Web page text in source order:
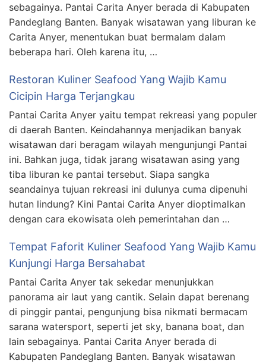
sebagainya. Pantai Carita Anyer berada di Kabupaten
Pandeglang Banten. Banyak wisatawan yang liburan ke
Carita Anyer, menentukan buat bermalam dalam
beberapa hari. Oleh karena itu, …
Restoran Kuliner Seafood Yang Wajib Kamu
Cicipin Harga Terjangkau
Pantai Carita Anyer yaitu tempat rekreasi yang populer
di daerah Banten. Keindahannya menjadikan banyak
wisatawan dari beragam wilayah mengunjungi Pantai
ini. Bahkan juga, tidak jarang wisatawan asing yang
tiba liburan ke pantai tersebut. Siapa sangka
seandainya tujuan rekreasi ini dulunya cuma dipenuhi
hutan lindung? Kini Pantai Carita Anyer dioptimalkan
dengan cara ekowisata oleh pemerintahan dan …
Tempat Faforit Kuliner Seafood Yang Wajib Kamu
Kunjungi Harga Bersahabat
Pantai Carita Anyer tak sekedar menunjukkan
panorama air laut yang cantik. Selain dapat berenang
di pinggir pantai, pengunjung bisa nikmati bermacam
sarana watersport, seperti jet sky, banana boat, dan
lain sebagainya. Pantai Carita Anyer berada di
Kabupaten Pandeglang Banten. Banyak wisatawan